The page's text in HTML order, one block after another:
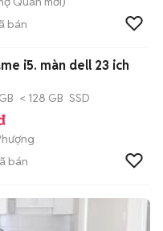
bán
i5. màn dell 23 ich
< 128 GB SSD
bán